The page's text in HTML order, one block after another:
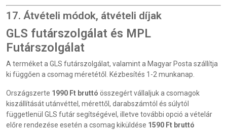
17. Átvételi módok, átvételi díjak
GLS futárszolgálat és MPL
Futárszolgálat
A terméket a GLS futárszolgálat, valamint a Magyar Posta szállítja
ki függően a csomag méretétől. Kézbesítés 1-2 munkanap.
Országszerte 1990 Ft bruttó összegért vállaljuk a csomagok
kiszállítását utánvéttel, mérettől, darabszámtól és súlytól
függetlenül GLS futár segítségével, illetve további opció a vételár
előre rendezése esetén a csomag kiküldése 1590 Ft bruttó